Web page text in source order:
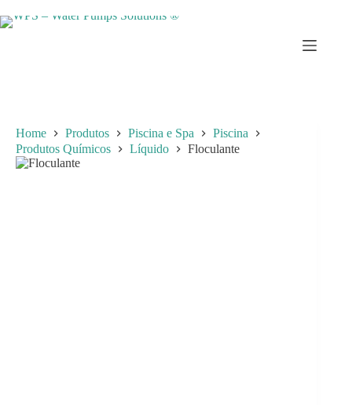
to
Home Produtos Piscina e Spa
Piscina
Produtos Químicos
Líquido Floculante